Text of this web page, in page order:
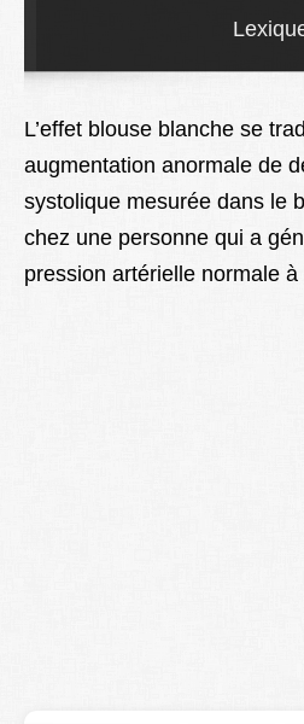
Soins
Droit
Lexique
Better Health
L’effet blouse blanche se
augmentation anormale de
systolique mesurée dans le
chez une personne qui a
pression artérielle normale à